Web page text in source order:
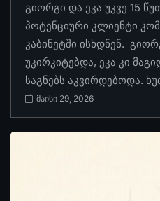
გიორგი და ეკა უკვე 15
პოტენციური კლიენტი
კაბინეტში ისხდნენ.
უკირკიტებდა, ეკა კი
საგნებს აკვირდებოდა.
მაისი 29, 2026